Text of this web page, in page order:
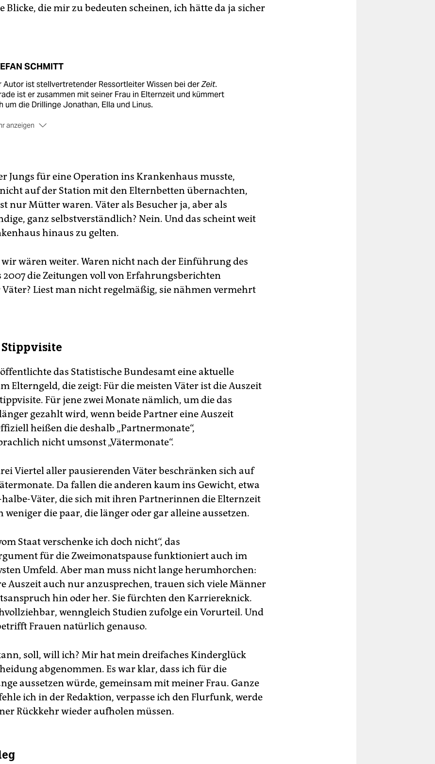
die mir zu bedeuten scheinen, ich hätte da ja sicher
SCHMITT
Autor ist stellvertretender Ressortleiter Wissen bei derZeit.
ist er zusammen mit seiner Frau in Elternzeit und kümmert
um die Drillinge Jonathan, Ella und Linus.
anzeigen
Jungs für eine Operation ins Krankenhaus musste,
auf der Station mit den Elternbetten übernachten,
nur Mütter waren. Väter als Besucher ja, aber als
ganz selbstverständlich? Nein. Und das scheint weit
hinaus zu gelten.
wären weiter. Waren nicht nach der Einführung des
2007 die Zeitungen voll von Erfahrungsberichten
Liest man nicht regelmäßig, sie nähmen vermehrt
das Statistische Bundesamt eine aktuelle
Elterngeld, die zeigt: Für die meisten Väter ist die Auszeit
Für jene zwei Monate nämlich, um die das
gezahlt wird, wenn beide Partner eine Auszeit
heißen die deshalb „Partnermonate“,
nicht umsonst „Vätermonate“.
Viertel aller pausierenden Väter beschränken sich auf
Da fallen die anderen kaum ins Gewicht, etwa
Väter, die sich mit ihren Partnerinnen die Elternzeit
weniger die paar, die länger oder gar alleine aussetzen.
Staat verschenke ich doch nicht“, das
für die Zweimonatspause funktioniert auch im
Umfeld. Aber man muss nicht lange herumhorchen:
Auszeit auch nur anzusprechen, trauen sich viele Männer
hin oder her. Sie fürchten den Karriereknick.
wenngleich Studien zufolge ein Vorurteil. Und
Frauen natürlich genauso.
soll, will ich? Mir hat mein dreifaches Kinderglück
abgenommen. Es war klar, dass ich für die
aussetzen würde, gemeinsam mit meiner Frau. Ganze
ich in der Redaktion, verpasse ich den Flurfunk, werde
Rückkehr wieder aufholen müssen.